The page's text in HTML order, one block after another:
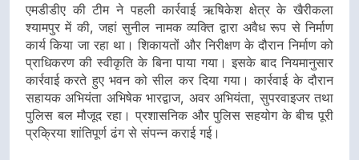
एमडीडीए की टीम ने पहली कार्रवाई ऋषिकेश क्षेत्र के खैरीकला
श्यामपुर में की, जहां सुनील नामक व्यक्ति द्वारा अवैध रूप से निर्माण
कार्य किया जा रहा था। शिकायतों और निरीक्षण के दौरान निर्माण को
प्राधिकरण की स्वीकृति के बिना पाया गया। इसके बाद नियमानुसार
कार्रवाई करते हुए भवन को सील कर दिया गया। कार्रवाई के दौरान
सहायक अभियंता अभिषेक भारद्वाज, अवर अभियंता, सुपरवाइजर तथा
पुलिस बल मौजूद रहा। प्रशासनिक और पुलिस सहयोग के बीच पूरी
प्रक्रिया शांतिपूर्ण ढंग से संपन्न कराई गई।